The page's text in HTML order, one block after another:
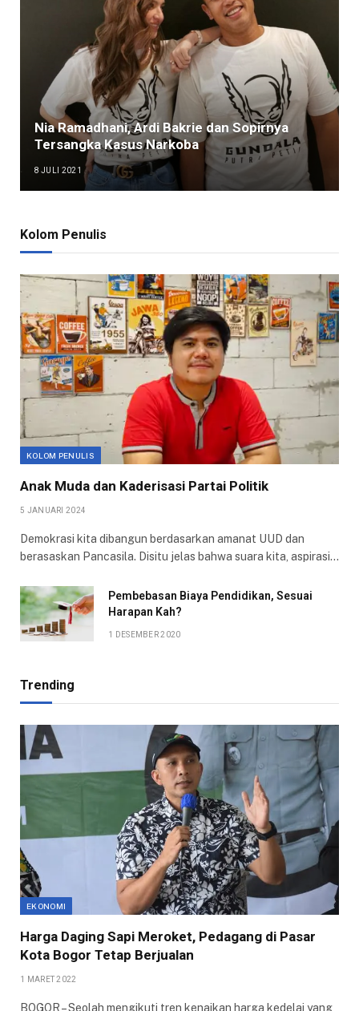
Nia Ramadhani, Ardi Bakrie dan Sopirnya
Tersangka Kasus Narkoba
8 JULI 2021
Kolom Penulis
KOLOM PENULIS
Anak Muda dan Kaderisasi Partai Politik
5 JANUARI 2024
Demokrasi kita dibangun berdasarkan amanat UUD dan
berasaskan Pancasila. Disitu jelas bahwa suara kita, aspirasi…
Pembebasan Biaya Pendidikan, Sesuai
Harapan Kah?
1 DESEMBER 2020
Trending
EKONOMI
Harga Daging Sapi Meroket, Pedagang di Pasar
Kota Bogor Tetap Berjualan
1 MARET 2022
BOGOR – Seolah mengikuti tren kenaikan harga kedelai yang